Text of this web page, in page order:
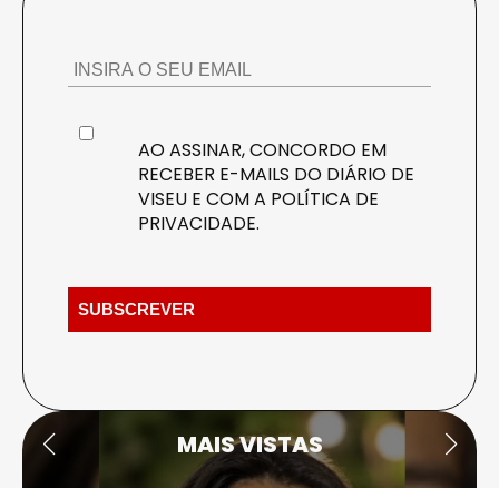
AO ASSINAR, CONCORDO EM
RECEBER E-MAILS DO DIÁRIO DE
VISEU E COM A POLÍTICA DE
PRIVACIDADE.
MAIS VISTAS